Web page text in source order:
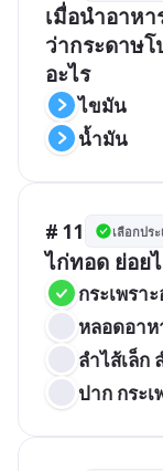
เมื่อนำอาห
ว่ากระดาษ
อะไร
ไขมัน
น้ำมัน
# 11 เลือกปร
ไก่ทอด ย่อย
กระเพรา
หลอดอาห
ลำไส้เล็ก
ปาก กระ